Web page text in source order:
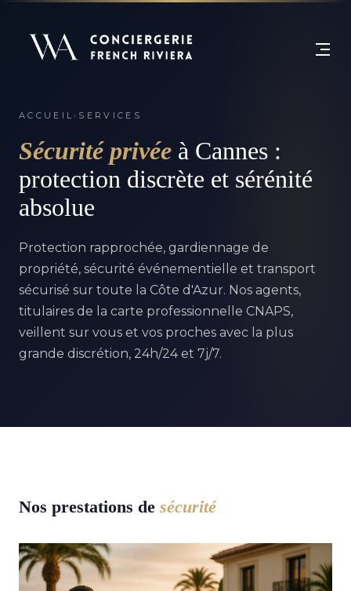
ACCUEIL › SERVICES
Sécurité privée à Cannes :
protection discrète et sérénité
absolue
Protection rapprochée, gardiennage de
propriété, sécurité événementielle et transport
sécurisé sur toute la Côte d'Azur. Nos agents,
titulaires de la carte professionnelle CNAPS,
veillent sur vous et vos proches avec la plus
grande discrétion, 24h/24 et 7j/7.
Nos prestations de sécurité